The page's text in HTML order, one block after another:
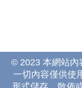
© 2023 本網站內
一切內容僅供使